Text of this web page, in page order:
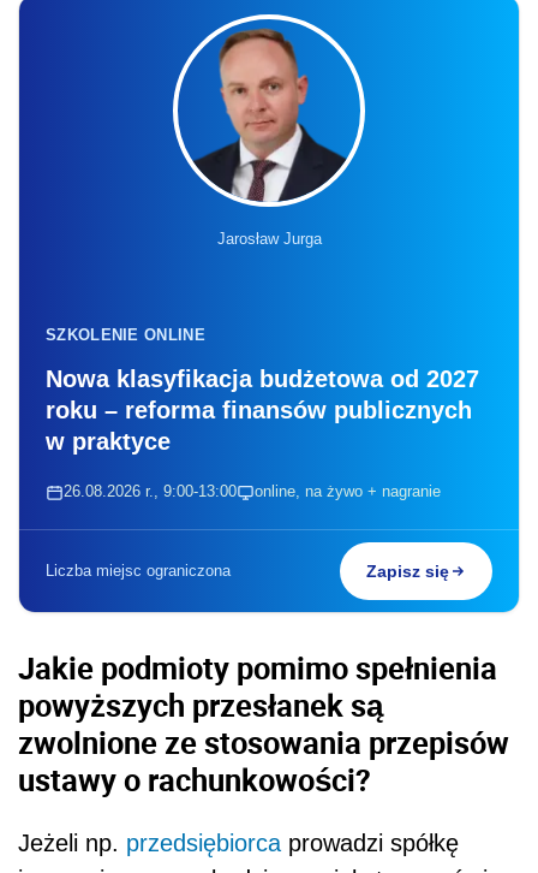
Jarosław Jurga
SZKOLENIE ONLINE
Nowa klasyfikacja budżetowa od 2027
roku – reforma finansów publicznych
w praktyce
26.08.2026 r., 9:00-13:00 online, na żywo + nagranie
Liczba miejsc ograniczona Zapisz się
Jakie podmioty pomimo spełnienia
powyższych przesłanek są
zwolnione ze stosowania przepisów
ustawy o rachunkowości?
Jeżeli np. przedsiębiorca prowadzi spółkę